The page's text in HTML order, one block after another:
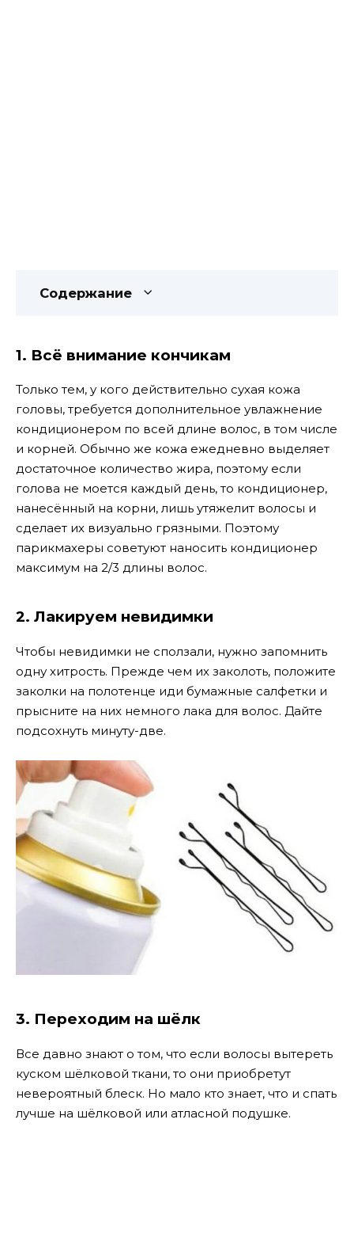
Содержание
1. Всё внимание кончикам
Только тем, у кого действительно сухая кожа
головы, требуется дополнительное увлажнение
кондиционером по всей длине волос, в том числе
и корней. Обычно же кожа ежедневно выделяет
достаточное количество жира, поэтому если
голова не моется каждый день, то кондиционер,
нанесённый на корни, лишь утяжелит волосы и
сделает их визуально грязными. Поэтому
парикмахеры советуют наносить кондиционер
максимум на 2/3 длины волос.
2. Лакируем невидимки
Чтобы невидимки не сползали, нужно запомнить
одну хитрость. Прежде чем их заколоть, положите
заколки на полотенце иди бумажные салфетки и
прысните на них немного лака для волос. Дайте
подсохнуть минуту-две.
3. Переходим на шёлк
Все давно знают о том, что если волосы вытереть
куском шёлковой ткани, то они приобретут
невероятный блеск. Но мало кто знает, что и спать
лучше на шёлковой или атласной подушке.